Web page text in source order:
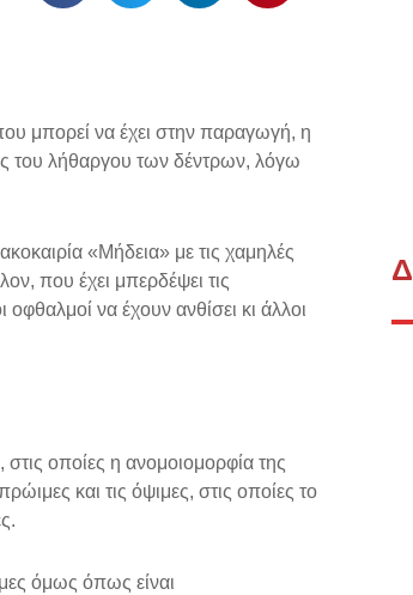
μπορεί να έχει στην παραγωγή, η
του λήθαργου των δέντρων, λόγω
«Μήδεια» με τις χαμηλές
που έχει μπερδέψει τις
να έχουν ανθίσει κι άλλοι
οποίες η ανομοιομορφία της
και τις όψιμες, στις οποίες το
όμως όπως είναι